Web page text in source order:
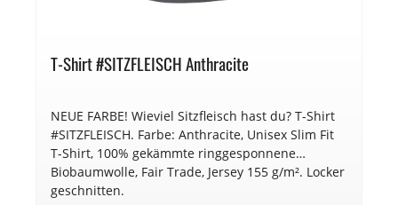
T-Shirt #SITZFLEISCH Anthracite
NEUE FARBE! Wieviel Sitzfleisch hast du? T-Shirt
#SITZFLEISCH. Farbe: Anthracite, Unisex Slim Fit
T-Shirt, 100% gekämmte ringgesponnene
Biobaumwolle, Fair Trade, Jersey 155 g/m². Locker
geschnitten.